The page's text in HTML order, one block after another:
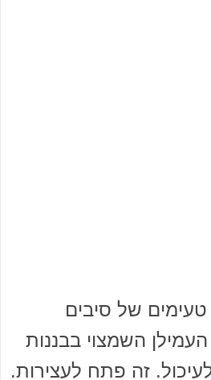
של סיבים
השמצוי בבננות
זה פתח לעצירות.